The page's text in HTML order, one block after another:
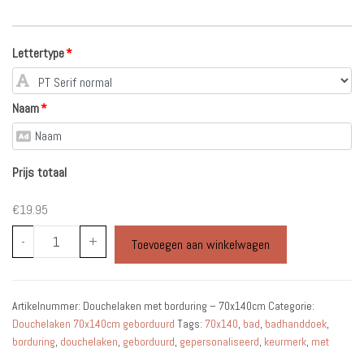
Lettertype*
Naam*
Prijs totaal
€19.95
-
Douchelaken
met
aantal
+ Toevoegen aan winkelwagen
Artikelnummer: Douchelaken met borduring – 70x140cm Categorie:
Douchelaken 70x140cm geborduurd Tags: 70x140 bad badhanddoek
borduring douchelaken geborduurd gepersonaliseerd keurmerk met